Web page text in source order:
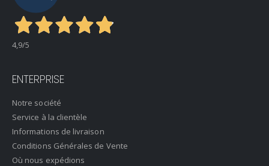
4,9/5
ENTERPRISE
Notre société
Service à la clientèle
Informations de livraison
Conditions Générales de Vente
Où nous expédions